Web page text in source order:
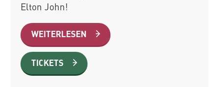
Elton John!
WEITERLESEN
TICKETS